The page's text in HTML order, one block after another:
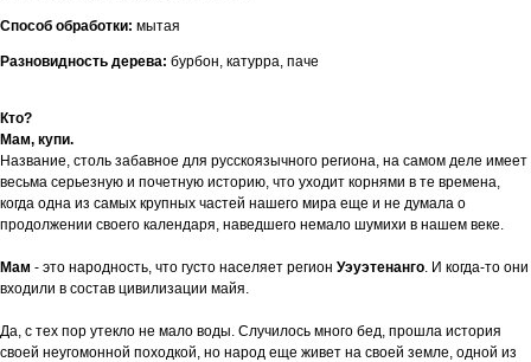
Способ обработки: мытая
Разновидность дерева: бурбон, катурра, паче
Кто?
Мам, купи.
Название, столь забавное для русскоязычного региона, на самом деле имеет
весьма серьезную и почетную историю, что уходит корнями в те времена,
когда одна из самых крупных частей нашего мира еще и не думала о
продолжении своего календаря, наведшего немало шумихи в нашем веке.
Мам - это народность, что густо населяет регион Уэуэтенанго . И когда-то они
входили в состав цивилизации майя.
Да, с тех пор утекло не мало воды. Случилось много бед, прошла история
своей неугомонной походкой, но народ еще живет на своей земле, одной из